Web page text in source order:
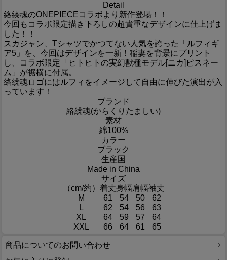
Detail
絡繰魂のONEPIECEコラボより新作登場！！
今回もコラボ限定描き下ろしの超貴重なデザインに仕上げま
した！！
スカジャン、Tシャツでかつてない人気を誇った「ルフィギ
ア5」を、今回はデザインを一新！稲妻を背景にプリント
し、コラボ限定「ヒトヒトの実幻獣種モデル[ニカ]ピスネー
ム」が裾横に付属。
絡繰魂ロゴにはルフィをイメージして自由に伸びた演出が入
っています！
ブランド
絡繰魂(からくりたましい)
素材
綿100%
カラー
ブラック
生産国
Made in China
サイズ
（cm/約） 着丈身幅肩幅袖丈
M
61 54 50
62
L
62 54 56
63
XL
64 59 57
64
XXL
66 64 61 65
商品についてのお問い合わせ